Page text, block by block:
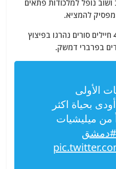
e
b
o
o
k
נופל למלכודות פתאים
להמציא.
כי 45 חיילים סורים נהרגו בפיצוץ
בפרברי דמשק.
الأولى
بحياة اكثر
من ميليشيات
#دمشق